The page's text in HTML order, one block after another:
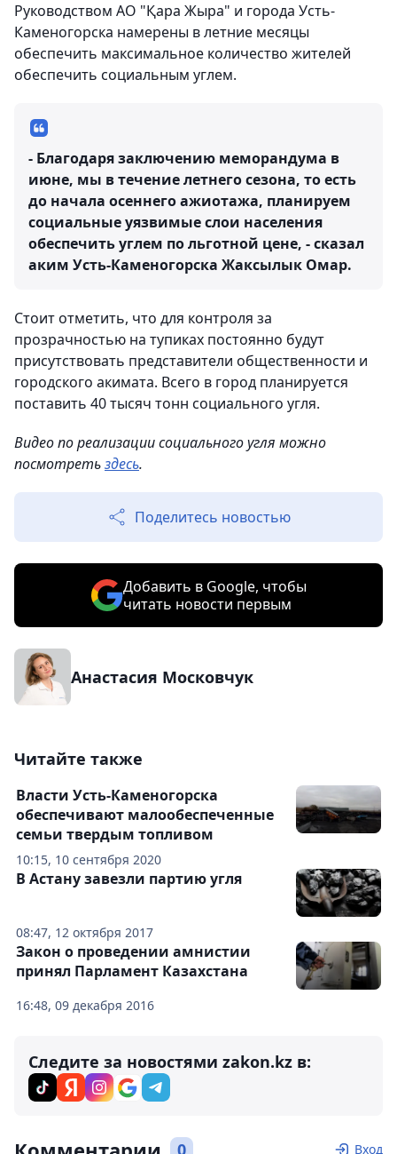
Руководством АО "Қара Жыра" и города Усть-
Каменогорска намерены в летние месяцы
обеспечить максимальное количество жителей
обеспечить социальным углем.
- Благодаря заключению меморандума в
июне, мы в течение летнего сезона, то есть
до начала осеннего ажиотажа, планируем
социальные уязвимые слои населения
обеспечить углем по льготной цене, - сказал
аким Усть-Каменогорска Жаксылык Омар.
Стоит отметить, что для контроля за
прозрачностью на тупиках постоянно будут
присутствовать представители общественности и
городского акимата. Всего в город планируется
поставить 40 тысяч тонн социального угля.
Видео по реализации социального угля можно
посмотретьздесь.
Поделитесь новостью
Добавить в Google, чтобы
читать новости первым
Анастасия Московчук
Читайте также
10:15, 10 сентября 2020
Власти Усть-Каменогорска
обеспечивают малообеспеченные
семьи твердым топливом
08:47, 12 октября 2017
В Астану завезли партию угля
16:48, 09 декабря 2016
Закон о проведении амнистии
принял Парламент Казахстана
Следите за новостями zakon.kz в:
0 Вход